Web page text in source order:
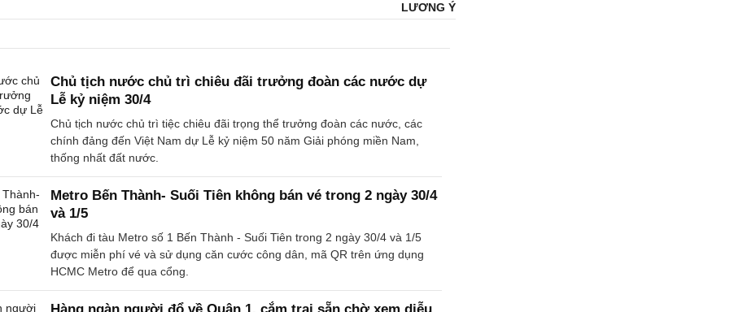
LƯƠNG Ý
Chủ tịch nước chủ trì chiêu đãi trưởng đoàn các nước dự
Lễ kỷ niệm 30/4
Chủ tịch nước chủ trì tiệc chiêu đãi trọng thể trưởng đoàn các nước, các
chính đảng đến Việt Nam dự Lễ kỷ niệm 50 năm Giải phóng miền Nam,
thống nhất đất nước.
Metro Bến Thành- Suối Tiên không bán vé trong 2 ngày 30/4
và 1/5
Khách đi tàu Metro số 1 Bến Thành - Suối Tiên trong 2 ngày 30/4 và 1/5
được miễn phí vé và sử dụng căn cước công dân, mã QR trên ứng dụng
HCMC Metro để qua cổng.